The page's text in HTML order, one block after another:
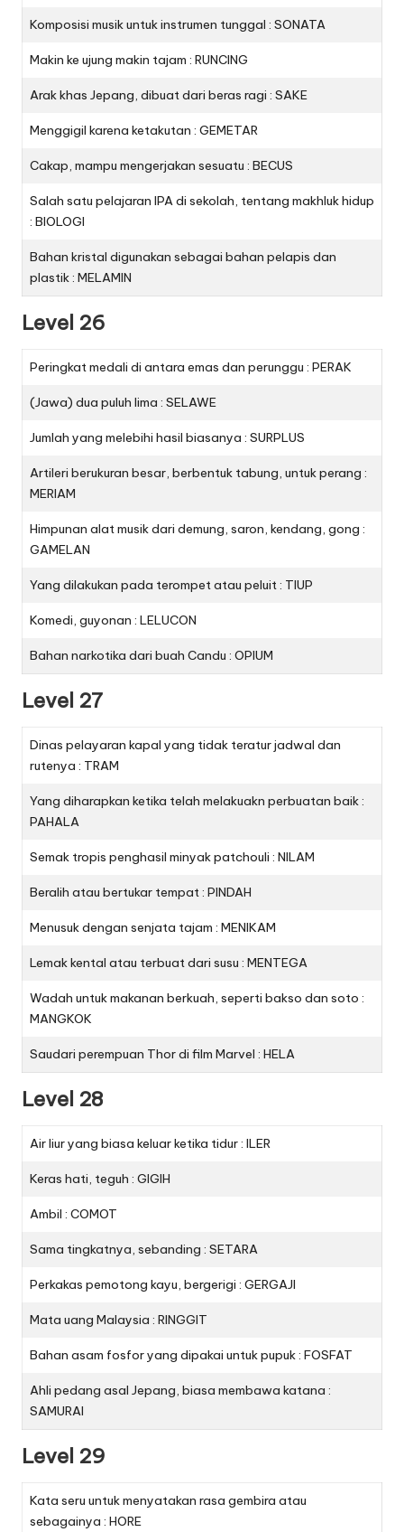
Komposisi musik untuk instrumen tunggal : SONATA
Makin ke ujung makin tajam : RUNCING
Arak khas Jepang, dibuat dari beras ragi : SAKE
Menggigil karena ketakutan : GEMETAR
Cakap, mampu mengerjakan sesuatu : BECUS
Salah satu pelajaran IPA di sekolah, tentang makhluk hidup
: BIOLOGI
Bahan kristal digunakan sebagai bahan pelapis dan
plastik : MELAMIN
Level 26
Peringkat medali di antara emas dan perunggu : PERAK
(Jawa) dua puluh lima : SELAWE
Jumlah yang melebihi hasil biasanya : SURPLUS
Artileri berukuran besar, berbentuk tabung, untuk perang :
MERIAM
Himpunan alat musik dari demung, saron, kendang, gong :
GAMELAN
Yang dilakukan pada terompet atau peluit : TIUP
Komedi, guyonan : LELUCON
Bahan narkotika dari buah Candu : OPIUM
Level 27
Dinas pelayaran kapal yang tidak teratur jadwal dan
rutenya : TRAM
Yang diharapkan ketika telah melakuakn perbuatan baik :
PAHALA
Semak tropis penghasil minyak patchouli : NILAM
Beralih atau bertukar tempat : PINDAH
Menusuk dengan senjata tajam : MENIKAM
Lemak kental atau terbuat dari susu : MENTEGA
Wadah untuk makanan berkuah, seperti bakso dan soto :
MANGKOK
Saudari perempuan Thor di film Marvel : HELA
Level 28
Air liur yang biasa keluar ketika tidur : ILER
Keras hati, teguh : GIGIH
Ambil : COMOT
Sama tingkatnya, sebanding : SETARA
Perkakas pemotong kayu, bergerigi : GERGAJI
Mata uang Malaysia : RINGGIT
Bahan asam fosfor yang dipakai untuk pupuk : FOSFAT
Ahli pedang asal Jepang, biasa membawa katana :
SAMURAI
Level 29
Kata seru untuk menyatakan rasa gembira atau
sebagainya : HORE